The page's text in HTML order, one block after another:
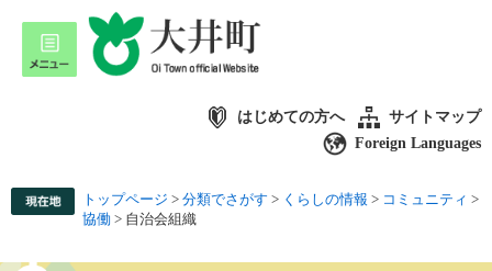
はじめての方へ
サイトマップ
Foreign Languages
トップページ > 分類でさがす > くらしの情報 > コミュニティ >
協働 > 自治会組織